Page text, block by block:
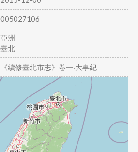
005027106
亞洲
臺北
《續修臺北市志》卷一‧大事紀